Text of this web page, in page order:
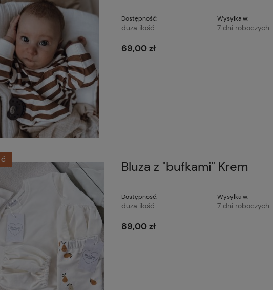
Dostępność:
duża ilość
Wysyłka w:
7 dni roboczych
69,00 zł
Bluza z "bufkami" Krem
Dostępność:
duża ilość
Wysyłka w:
7 dni roboczych
89,00 zł